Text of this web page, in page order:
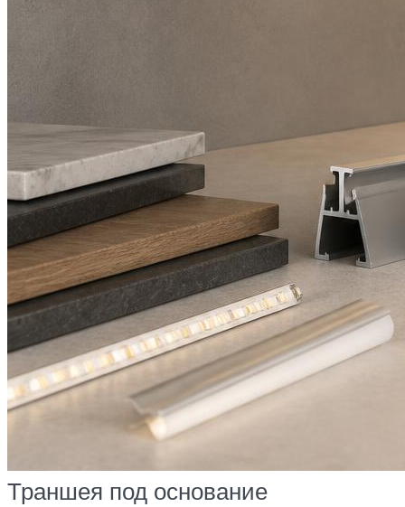
Траншея под основание